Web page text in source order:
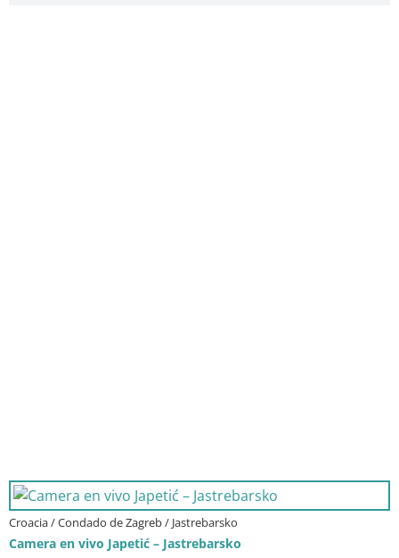
Croacia / Condado de Zagreb / Jastrebarsko
Camera en vivo Japetić – Jastrebarsko